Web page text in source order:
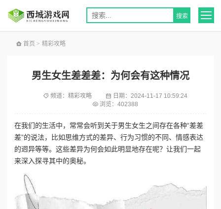
首页 > 精彩攻略
男生女生差差差：为何会有这种情况
频道： 精彩攻略 日期： 2024-11-17 10:59:24
浏览：402388
在我们的生活中，常常会听到关于男生女生之间存在各种“差差
差”的说法，比如思维方式的差异、行为习惯的不同、情感表达
的迥异等等。这些差异为何会如此明显地存在呢？让我们一起
来深入探寻其中的奥秘。